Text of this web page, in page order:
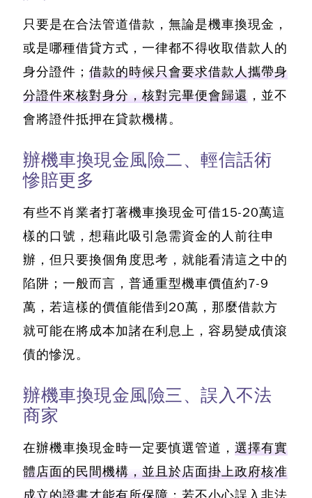
只要是在合法管道借款，無論是機車換現金，
或是哪種借貸方式，一律都不得收取借款人的
身分證件； 借款的時候只會要求借款人攜帶身
分證件來核對身分，核對完畢便會歸還 ，並不
會將證件抵押在貸款機構。
辦機車換現金風險二、輕信話術
慘賠更多
有些不肖業者打著機車換現金可借15-20萬這
樣的口號，想藉此吸引急需資金的人前往申
辦 ，但只要換個角度思考，就能看清這之中的
陷阱；一般而言，普通重型機車價值約7-9
萬，若這樣的價值能借到20萬，那麼借款方
就可能在將成本加諸在利息上，容易變成債滾
債的慘況。
辦機車換現金風險三、誤入不法
商家
在辦機車換現金時一定要慎選管道， 選擇有實
體店面的民間機構，並且於店面掛上政府核准